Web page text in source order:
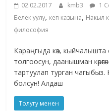
02.02.2017 kmb3 1
Белек уулу, кеп казына, Накыл
философия
Караңгыда көз, кыйчалышта
толгоосун, даанышман
тартуулап турган
болсун! Алдаш
Толугу менен